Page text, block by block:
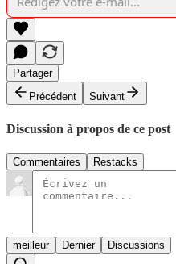
Partager
Précédent
Suivant
Discussion à propos de ce post
Commentaires Restacks
meilleur Dernier Discussions